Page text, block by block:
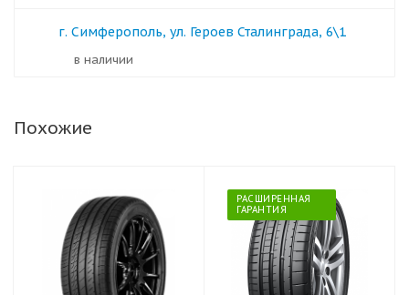
г. Симферополь, ул. Героев Сталинграда, 6\1
в наличии
Похожие
РАСШИРЕННАЯ
ГАРАНТИЯ